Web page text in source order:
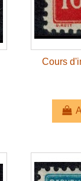
Cours